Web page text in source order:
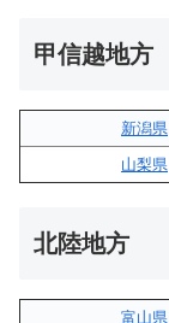
甲信越地方
新潟県
山梨県
北陸地方
富山県